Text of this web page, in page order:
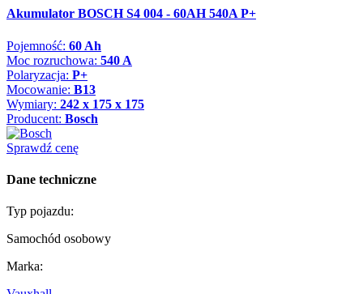
Akumulator BOSCH S4 004 - 60AH 540A P+
Pojemność: 60 Ah
Moc rozruchowa: 540 A
Polaryzacja: P+
Mocowanie: B13
Wymiary: 242 x 175 x 175
Producent: Bosch
Sprawdź cenę
Dane techniczne
Typ pojazdu:
Samochód osobowy
Marka: